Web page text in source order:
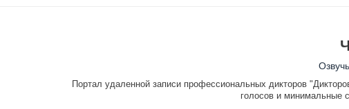
Портал удаленной записи профессиональных дикторов
голосов и минимальные